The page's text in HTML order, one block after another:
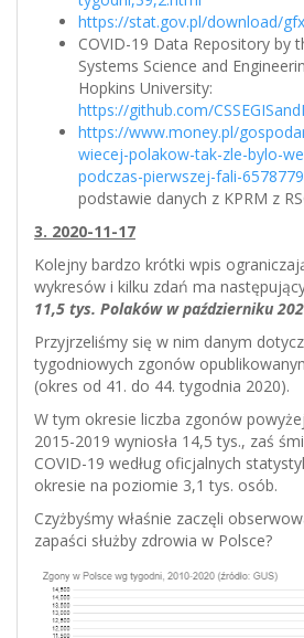
https://stat.gov.pl/download/
COVID-19 Data Repository by
Systems Science and
Hopkins University:
https://github.com/
https://www.money.pl/
wiecej-polakow-tak-zle-bylo-
podczas-pierwszej-fali-
podstawie danych z KPRM z
3. 2020-11-17
Kolejny bardzo krótki wpis
wykresów i kilku zdań ma
11,5 tys. Polaków w październiku
Przyjrzeliśmy się w nim danym
tygodniowych zgonów
(okres od 41. do 44. tygodnia 2020).
W tym okresie liczba zgonów
2015-2019 wyniosła 14,5 tys., zaś
COVID-19 według oficjalnych
okresie na poziomie 3,1 tys. osób.
Czyżbyśmy właśnie zaczęli
zapaści służby zdrowia w Polsce?